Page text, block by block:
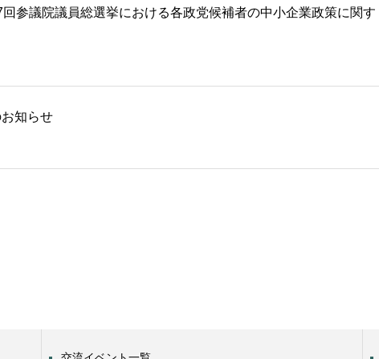
参議院議員総選挙における各政党候補者の中小企業政策に関す
知らせ